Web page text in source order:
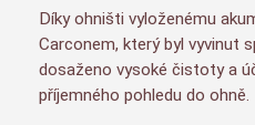
Díky ohništi vyloženému
Carconem, který byl vyvinut
dosaženo vysoké čistoty a
příjemného pohledu do ohně.